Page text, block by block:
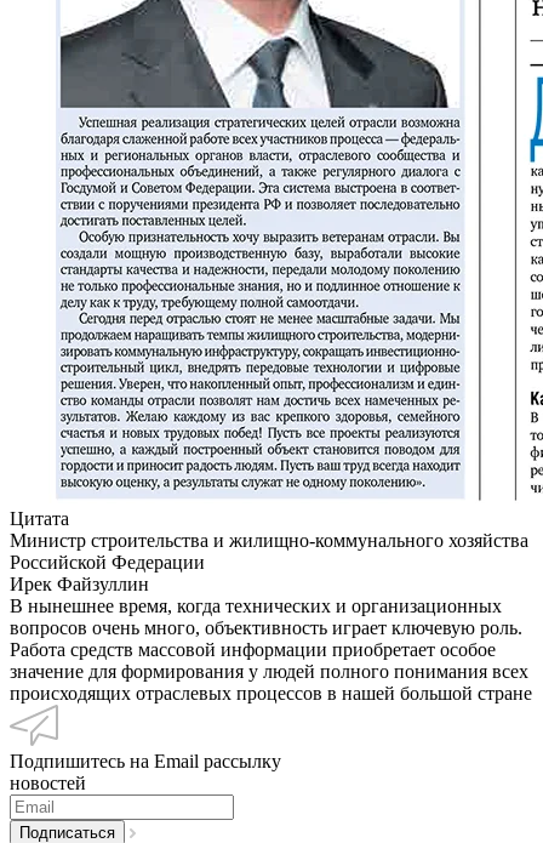
Цитата
Министр строительства и жилищно-коммунального хозяйства
Российской Федерации
Ирек Файзуллин
В нынешнее время, когда технических и организационных
вопросов очень много, объективность играет ключевую роль.
Работа средств массовой информации приобретает особое
значение для формирования у людей полного понимания всех
происходящих отраслевых процессов в нашей большой стране
Подпишитесь на Email рассылку
новостей